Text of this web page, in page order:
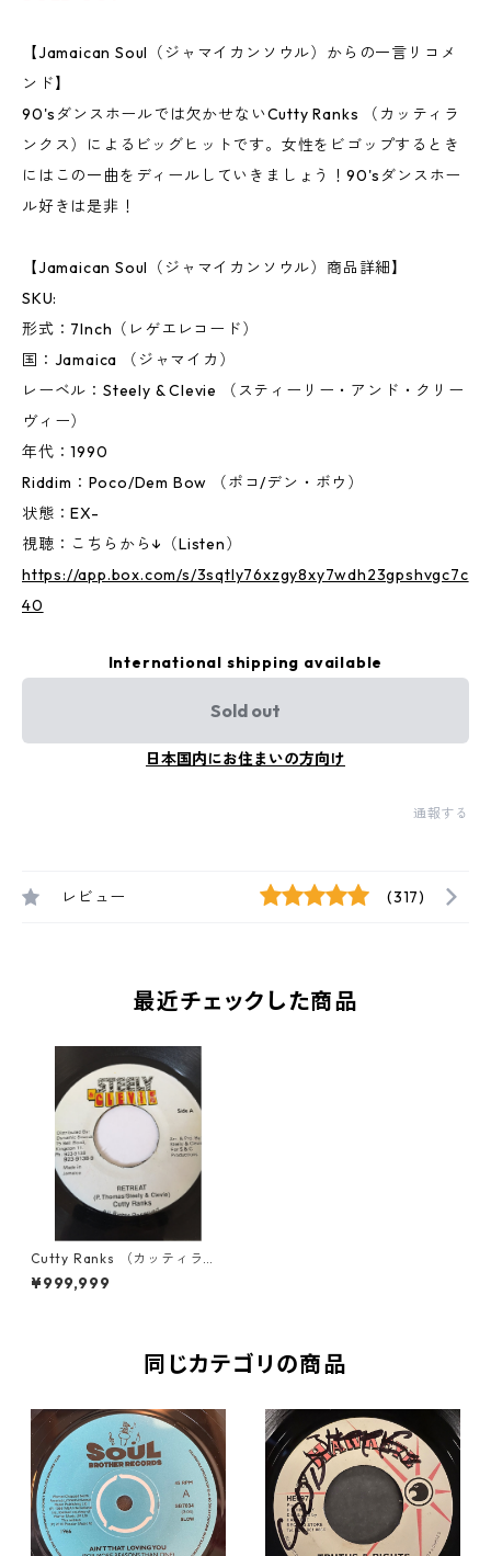
【Jamaican Soul（ジャマイカンソウル）からの一言リコメ
ンド】
90'sダンスホールでは欠かせないCutty Ranks （カッティラ
ンクス）によるビッグヒットです。女性をビゴップするとき
にはこの一曲をディールしていきましょう！90'sダンスホー
ル好きは是非！
【Jamaican Soul（ジャマイカンソウル）商品詳細】
SKU:
形式：7Inch（レゲエレコード）
国：Jamaica （ジャマイカ）
レーベル：Steely & Clevie （スティーリー・アンド・クリー
ヴィー）
年代：1990
Riddim：Poco/Dem Bow （ポコ/デン・ボウ）
状態：EX-
視聴：こちらから↓（Listen）
https://app.box.com/s/3sqtly76xzgy8xy7wdh23gpshvgc7c
40
International shipping available
Sold out
日本国内にお住まいの方向け
通報する
レビュー (317)
最近チェックした商品
Cutty Ranks （カッティラン
クス） - Retreat【7'】
¥999,999
同じカテゴリの商品